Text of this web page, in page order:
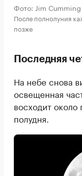
Фото: Jim
После полнолуния
позже
Последняя
На небе снова
освещенная
восходит около
полудня.